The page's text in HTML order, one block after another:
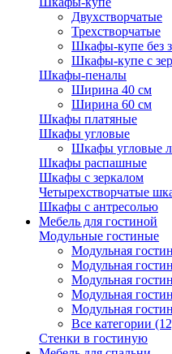
Двухстворчатые
Трехстворчатые
Шкафы-купе без
Шкафы-купе с
Шкафы-пеналы
Ширина 40 см
Ширина 60 см
Шкафы платяные
Шкафы угловые
Шкафы угловые
Шкафы распашные
Шкафы с зеркалом
Четырехстворчатые
Шкафы с антресолью
Мебель для гостиной
Модульные гостиные
Модульная
Модульная
Модульная
Модульная
Модульная
Все категории
Стенки в гостиную